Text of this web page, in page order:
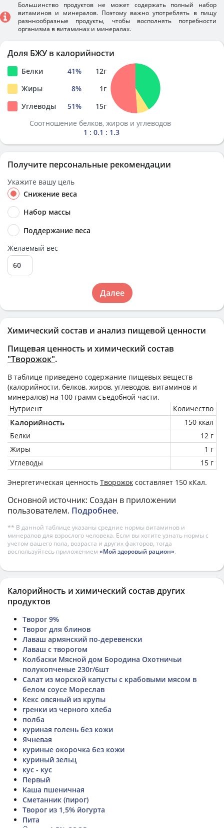
Химический состав и анализ пищевой ценности
Пищевая ценность и химический состав
"Творожок".
В таблице приведено содержание пищевых веществ
(калорийности, белков, жиров, углеводов, витаминов и
минералов) на 100 грамм съедобной части.
Нутриент
Количество
Калорийность
150 ккал
Белки
12 г
Жиры
1 г
Углеводы
15 г
Энергетическая ценность Творожок составляет 150 кКал.
Основной источник: Создан в приложении
пользователем. Подробнее.
** В данной таблице указаны средние нормы витаминов и
минералов для взрослого человека. Если вы хотите узнать нормы с
учетом вашего пола, возраста и других факторов, тогда
воспользуйтесь приложением «Мой здоровый рацион».
Большинство продуктов не может содержать полный набор
витаминов и минералов. Поэтому важно употреблять в пищу
разннообразные продукты, чтобы восполнять потребности
организма в витаминах и минералах.
Доля БЖУ в калорийности
Белки 41% 12г
Жиры
8% 1г
Углеводы
51% 15г
Соотношение белков, жиров и углеводов
1 : 0.1 : 1.3
Получите персональные рекомендации
Укажите вашу цель
Снижение веса
Набор массы
Поддержание веса
Желаемый вес
Далее
Калорийность и химический состав других
продуктов
Творог 9%
Творог для блинов
Лаваш армянский по-деревенски
Лаваш с творогом
Колбаски Мясной дом Бородина Охотничьи
полукопченые 230г/6шт
Салат из морской капусты с крабовыми мясом в
белом соусе Мореслав
Кекс овсяный из крупы
гренки из черного хлеба
полба
куриная голень без кожи
Ячневая
куриные окорочка без кожи
куриный зельц
кус - кус
Первый
Каша пшеничная
Сметанник (пирог)
Творог из 1,5% йогурта
Пита